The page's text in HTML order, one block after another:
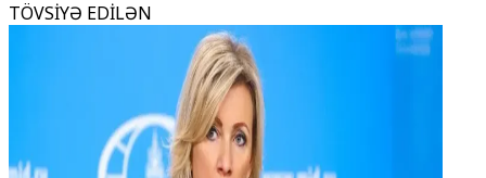
TÖVSİYƏ EDİLƏN